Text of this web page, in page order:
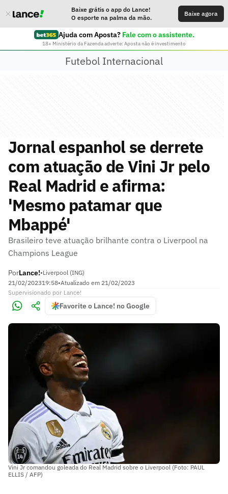
Baixe grátis o app do Lance!
O esporte na palma da mão.
Baixe agora
Ajuda com Aposta? Fale com o assistente.
18+ Ministério da Fazenda adverte: Aposta não é investimento
Futebol Internacional
Jornal espanhol se derrete
com atuação de Vini Jr pelo
Real Madrid e afirma:
'Mesmo patamar que
Mbappé'
Brasileiro teve atuação brilhante contra o Liverpool na
Champions League
PorLance!•Liverpool (ING)
21/02/202319:58•Atualizado em 21/02/2023
Supervisionado por Lance!
Favorite o Lance! no Google
Vini Jr comandou goleada do Real Madrid sobre o Liverpool (Foto: PAUL
ELLIS / AFP)